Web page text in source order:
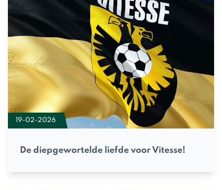
19-02-2026
De diepgewortelde liefde voor Vitesse!